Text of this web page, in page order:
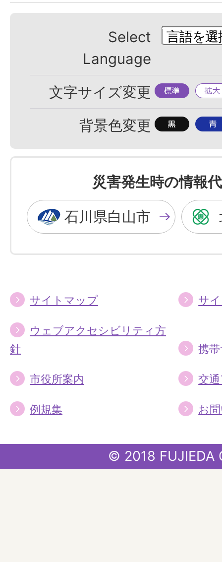
Select
Language
文字サイズ変更 標
準
拡
大
背景色変更 背
色
を
黒
色
に
背
色
を
青
色
に
災害発生時の情報
石川県白山市
サイトマップ サ
ウェブアクセシビリティ方
針
携
市役所案内 交
例規集 お
© 2018 FUJIEDA